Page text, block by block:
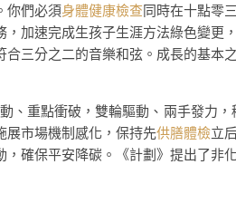
你們必須身體健康檢查同時在十點零
，加速完成生孩子生涯方法綠色變更
三分之二的音樂和弦。成長的基本
、重點衝破，雙輪驅動、兩手發力
展市場機制感化，保持先供膳體檢立
確保平安降碳。《計劃》提出了非